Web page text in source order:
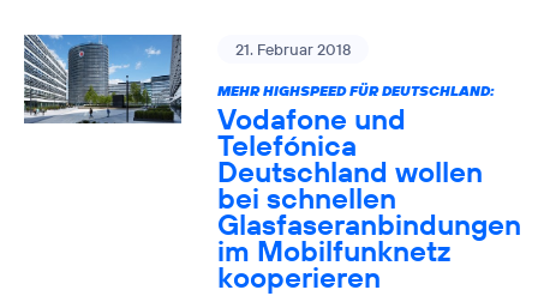
21. Februar 2018
MEHR HIGHSPEED FÜR DEUTSCHLAND:
Vodafone und
Telefónica
Deutschland wollen
bei schnellen
Glasfaseranbindungen
im Mobilfunknetz
kooperieren